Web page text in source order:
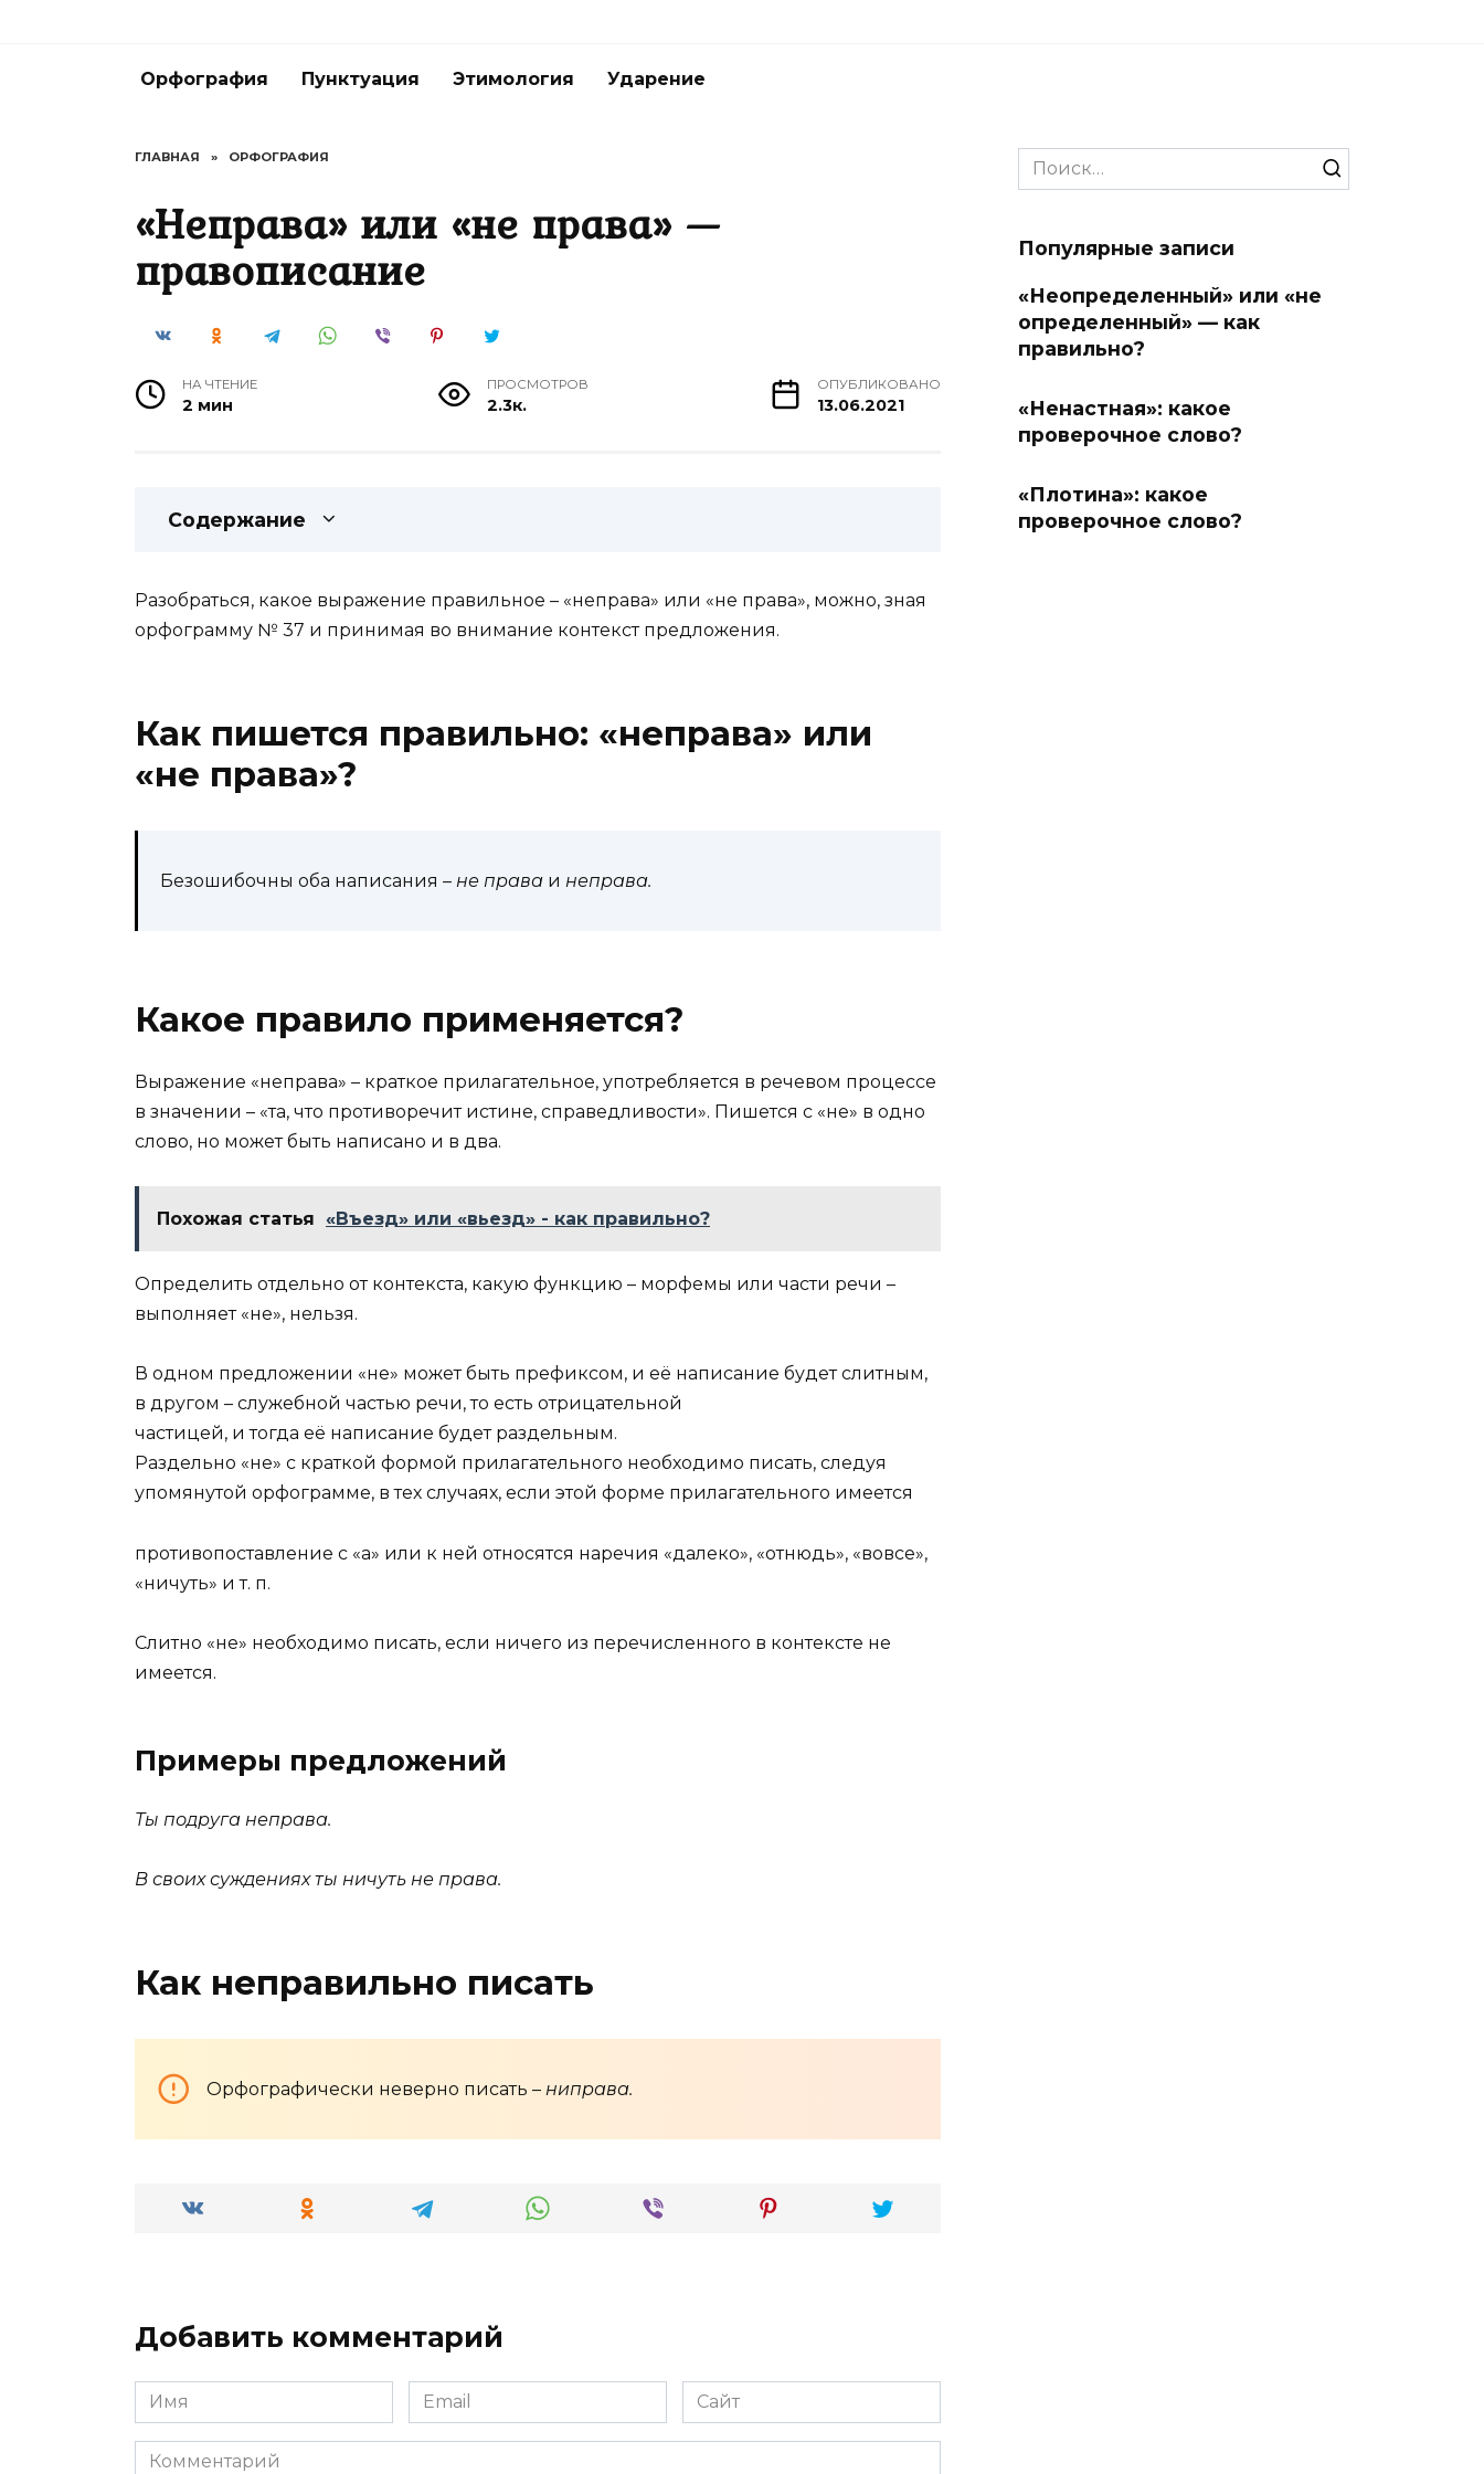
Орфография Пунктуация Этимология Ударение
ГЛАВНАЯ » ОРФОГРАФИЯ
«Неправа» или «не права» —
правописание
НА ЧТЕНИЕ
2 мин
ПРОСМОТРОВ
2.3к.
ОПУБЛИКОВАНО
13.06.2021
Содержание
Разобраться, какое выражение правильное – «неправа» или «не права», можно, зная
орфограмму № 37 и принимая во внимание контекст предложения.
Как пишется правильно: «неправа» или
«не права»?
Безошибочны оба написания – не права и неправа.
Какое правило применяется?
Выражение «неправа» – краткое прилагательное, употребляется в речевом процессе
в значении – «та, что противоречит истине, справедливости». Пишется с «не» в одно
слово, но может быть написано и в два.
Похожая статья «Въезд» или «вьезд» - как правильно?
Определить отдельно от контекста, какую функцию – морфемы или части речи –
выполняет «не», нельзя.
В одном предложении «не» может быть префиксом, и её написание будет слитным,
в другом – служебной частью речи, то есть отрицательной
частицей, и тогда её написание будет раздельным.
Раздельно «не» с краткой формой прилагательного необходимо писать, следуя
упомянутой орфограмме, в тех случаях, если этой форме прилагательного имеется
противопоставление с «а» или к ней относятся наречия «далеко», «отнюдь», «вовсе»,
«ничуть» и т. п.
Слитно «не» необходимо писать, если ничего из перечисленного в контексте не
имеется.
Примеры предложений
Ты подруга неправа.
В своих суждениях ты ничуть не права.
Как неправильно писать
Орфографически неверно писать – ниправа.
Добавить комментарий
Имя
*
Email
*
Сайт
Комментарий
Search
for:
Популярные записи
«Неопределенный» или «не
определенный» — как
правильно?
«Ненастная»: какое
проверочное слово?
«Плотина»: какое
проверочное слово?